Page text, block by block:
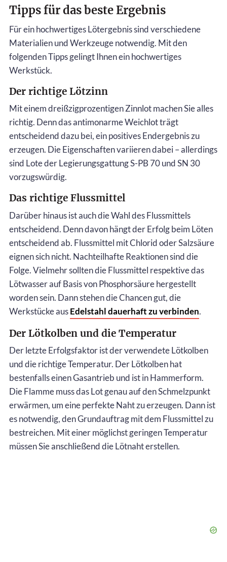
Tipps für das beste Ergebnis
Für ein hochwertiges Lötergebnis sind verschiedene
Materialien und Werkzeuge notwendig. Mit den
folgenden Tipps gelingt Ihnen ein hochwertiges
Werkstück.
Der richtige Lötzinn
Mit einem dreißzigprozentigen Zinnlot machen Sie alles
richtig. Denn das antimonarme Weichlot trägt
entscheidend dazu bei, ein positives Endergebnis zu
erzeugen. Die Eigenschaften variieren dabei – allerdings
sind Lote der Legierungsgattung S-PB 70 und SN 30
vorzugswürdig.
Das richtige Flussmittel
Darüber hinaus ist auch die Wahl des Flussmittels
entscheidend. Denn davon hängt der Erfolg beim Löten
entscheidend ab. Flussmittel mit Chlorid oder Salzsäure
eignen sich nicht. Nachteilhafte Reaktionen sind die
Folge. Vielmehr sollten die Flussmittel respektive das
Lötwasser auf Basis von Phosphorsäure hergestellt
worden sein. Dann stehen die Chancen gut, die
Werkstücke ausEdelstahl dauerhaft zu verbinden.
Der Lötkolben und die Temperatur
Der letzte Erfolgsfaktor ist der verwendete Lötkolben
und die richtige Temperatur. Der Lötkolben hat
bestenfalls einen Gasantrieb und ist in Hammerform.
Die Flamme muss das Lot genau auf den Schmelzpunkt
erwärmen, um eine perfekte Naht zu erzeugen. Dann ist
es notwendig, den Grundauftrag mit dem Flussmittel zu
bestreichen. Mit einer möglichst geringen Temperatur
müssen Sie anschließend die Lötnaht erstellen.